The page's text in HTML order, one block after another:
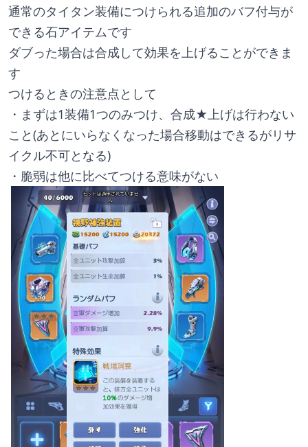
通常のタイタン装備につけられる追加のバフ付与が
できる石アイテムです
ダブった場合は合成して効果を上げることができま
す
つけるときの注意点として
・まずは1装備1つのみつけ、合成★上げは行わない
こと(あとにいらなくなった場合移動はできるがリサ
イクル不可となる)
・脆弱は他に比べてつける意味がない